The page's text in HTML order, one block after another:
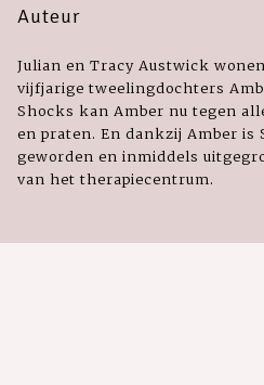
Auteur
Julian en Tracy Austwick
vijfjarige tweelingdochters
Shocks kan Amber nu tegen
en praten. En dankzij Amber is
geworden en inmiddels
van het therapiecentrum.